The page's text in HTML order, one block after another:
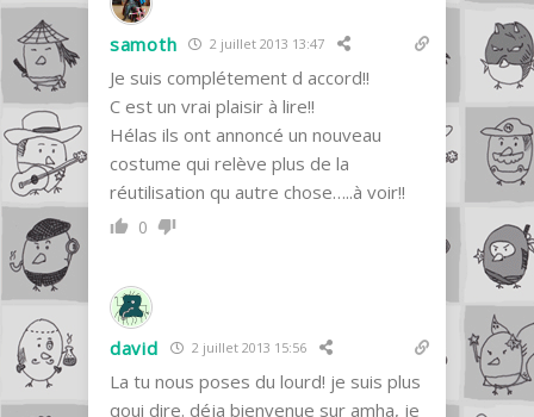
samoth 2 juillet 2013 13:47
Je suis complétement d accord!!
C est un vrai plaisir à lire!!
Hélas ils ont annoncé un nouveau
costume qui relève plus de la
réutilisation qu autre chose…..à voir!!
0
david 2 juillet 2013 15:56
La tu nous poses du lourd! je suis plus
qoui dire. déja bienvenue sur amha, je